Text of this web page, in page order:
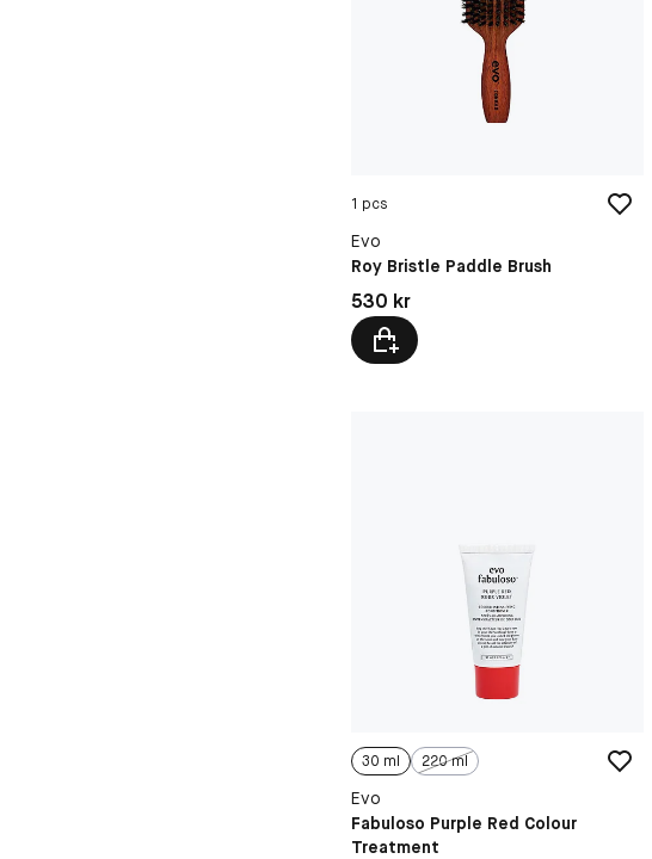
1 pcs
Evo
Roy Bristle Paddle Brush
Pris: 530 kr
530 kr
30 ml 220 ml
Evo
Fabuloso Purple Red Colour
Treatment